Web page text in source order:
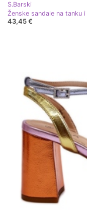
S.Barski
43,45 €